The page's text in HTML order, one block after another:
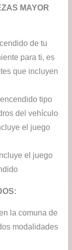
MAYOR
de tu
para ti, es
que incluyen
tipo
del vehículo
el juego
el juego
la comuna de
modalidades